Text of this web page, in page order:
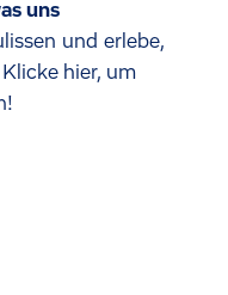
uns
und erlebe,
Klicke hier, um